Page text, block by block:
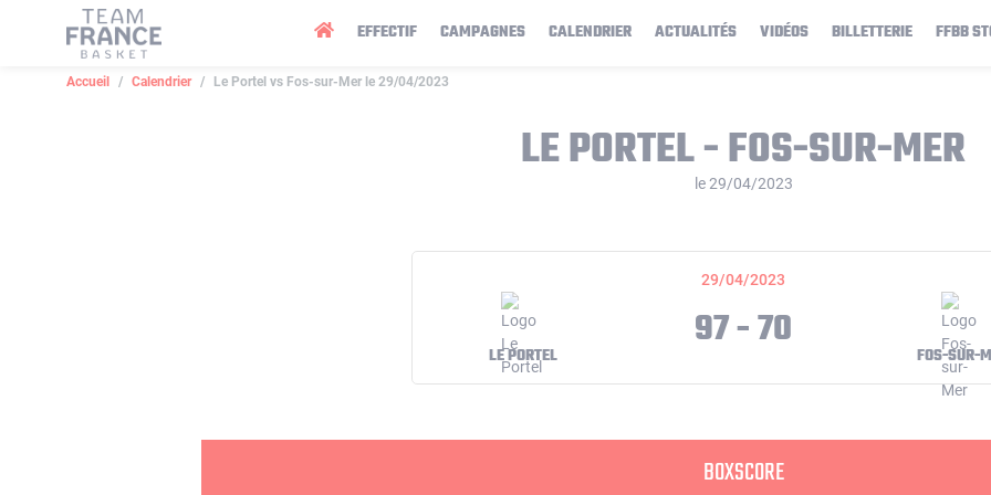
EFFECTIF CAMPAGNES CALENDRIER ACTUALITÉS VIDÉOS BILLETTERIE FFBB
Accueil Calendrier Le Portel vs Fos-sur-Mer le 29/04/2023
LE PORTEL - FOS-SUR-MER
le 29/04/2023
29/04/2023
LE PORTEL 97 - 70 FOS-SUR-
BOXSCORE
Panneau de gestion des cookies